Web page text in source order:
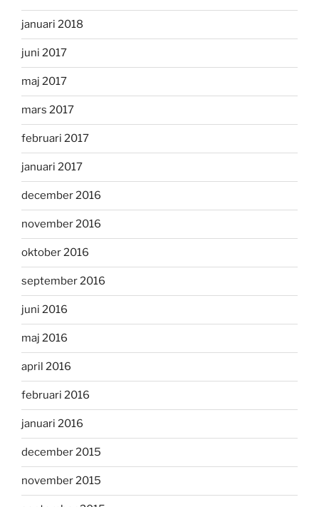
januari 2018
juni 2017
maj 2017
mars 2017
februari 2017
januari 2017
december 2016
november 2016
oktober 2016
september 2016
juni 2016
maj 2016
april 2016
februari 2016
januari 2016
december 2015
november 2015